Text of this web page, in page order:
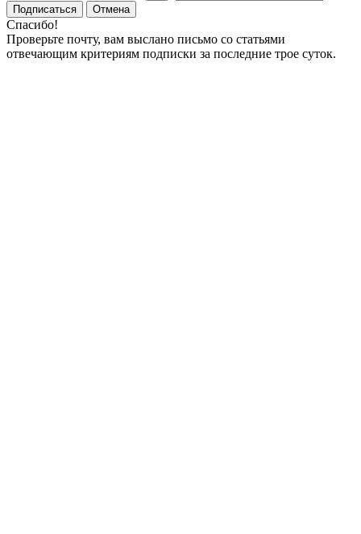
Подписаться
Отмена
Спасибо!
Проверьте почту, вам выслано письмо со статьями
отвечающим критериям подписки за последние трое суток.